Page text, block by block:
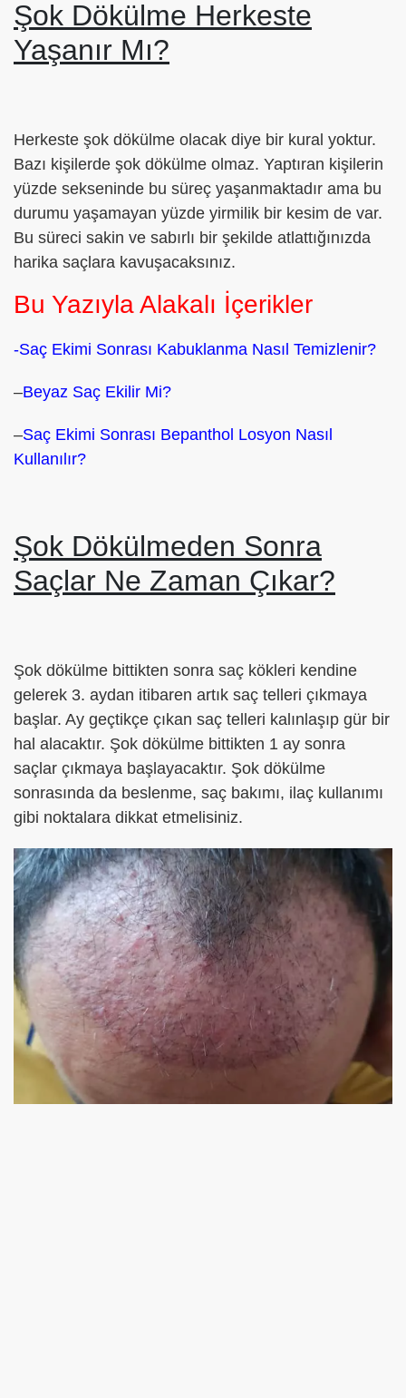
Şok Dökülme Herkeste
Yaşanır Mı?
Herkeste şok dökülme olacak diye bir kural yoktur.
Bazı kişilerde şok dökülme olmaz. Yaptıran kişilerin
yüzde sekseninde bu süreç yaşanmaktadır ama bu
durumu yaşamayan yüzde yirmilik bir kesim de var.
Bu süreci sakin ve sabırlı bir şekilde atlattığınızda
harika saçlara kavuşacaksınız.
Bu Yazıyla Alakalı İçerikler
-Saç Ekimi Sonrası Kabuklanma Nasıl Temizlenir?
–Beyaz Saç Ekilir Mi?
–Saç Ekimi Sonrası Bepanthol Losyon Nasıl
Kullanılır?
Şok Dökülmeden Sonra
Saçlar Ne Zaman Çıkar?
Şok dökülme bittikten sonra saç kökleri kendine
gelerek 3. aydan itibaren artık saç telleri çıkmaya
başlar. Ay geçtikçe çıkan saç telleri kalınlaşıp gür bir
hal alacaktır. Şok dökülme bittikten 1 ay sonra
saçlar çıkmaya başlayacaktır. Şok dökülme
sonrasında da beslenme, saç bakımı, ilaç kullanımı
gibi noktalara dikkat etmelisiniz.